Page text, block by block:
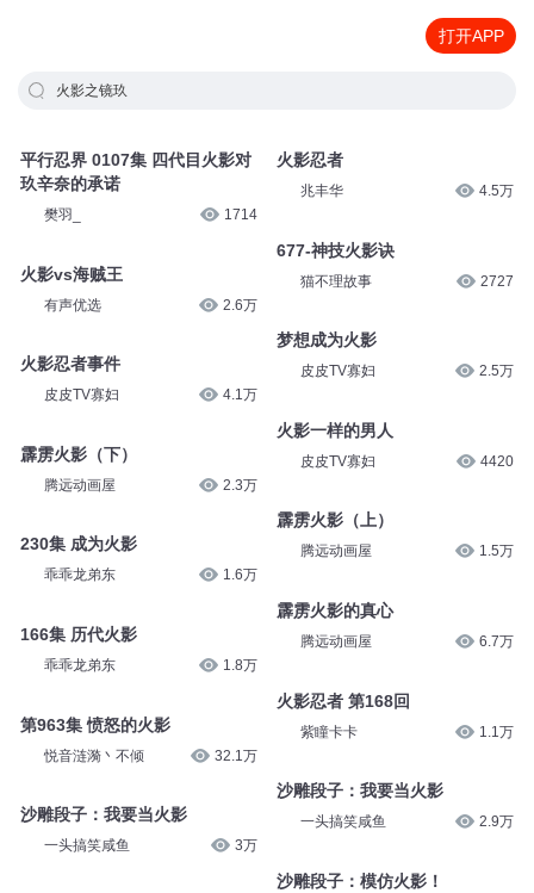
打开APP
火影之镜玖
平行忍界 0107集 四代目火影对
玖辛奈的承诺
樊羽_ 1714
火影vs海贼王
有声优选 2.6万
火影忍者事件
皮皮TV寡妇 4.1万
霹雳火影（下）
腾远动画屋 2.3万
230集 成为火影
乖乖龙弟东 1.6万
166集 历代火影
乖乖龙弟东 1.8万
第963集 愤怒的火影
悦音涟漪丶不倾 32.1万
沙雕段子：我要当火影
一头搞笑咸鱼 3万
火影忍者
兆丰华 4.5万
677-神技火影诀
猫不理故事 2727
梦想成为火影
皮皮TV寡妇 2.5万
火影一样的男人
皮皮TV寡妇 4420
霹雳火影（上）
腾远动画屋 1.5万
霹雳火影的真心
腾远动画屋 6.7万
火影忍者 第168回
紫瞳卡卡 1.1万
沙雕段子：我要当火影
一头搞笑咸鱼 2.9万
沙雕段子：模仿火影！